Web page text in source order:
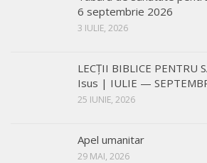
6 septembrie 2026
3 IULIE, 2026
LECŢII BIBLICE PENTRU
Isus | IULIE —
25 IUNIE, 2026
Apel umanitar
29 MAI, 2026